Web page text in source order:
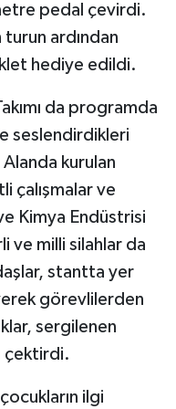
pedal çevirdi.
ardından
hediye edildi.
da programda
seslendirdikleri
kurulan
çalışmalar ve
Kimya Endüstrisi
ve milli silahlar da
stantta yer
görevlilerden
sergilenen
çektirdi.
ilgi